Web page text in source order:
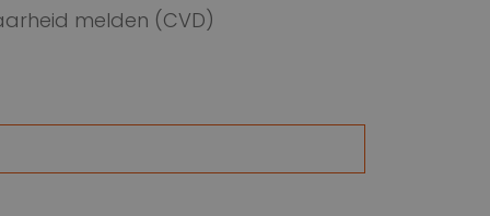
melden (CVD)